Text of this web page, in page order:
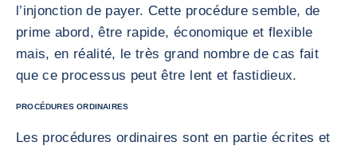
l’injonction de payer. Cette procédure semble, de
prime abord, être rapide, économique et flexible
mais, en réalité, le très grand nombre de cas fait
que ce processus peut être lent et fastidieux.
PROCÉDURES ORDINAIRES
Les procédures ordinaires sont en partie écrites et